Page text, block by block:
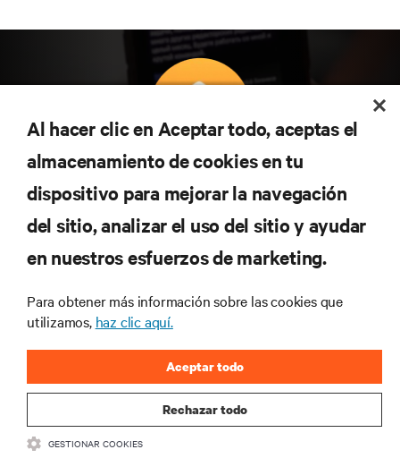
Suscríbete para conocer las últimas tendencias
tecnológicas
Recibe actualizaciones periódicas sobre los temas
más importantes del sector, con los últimos debates
y perspectivas de expertos sobre gestión de
centros de datos y gestión de infraestructuras.
REGÍSTRATE AHORA
Al hacer clic en Aceptar todo, aceptas el
almacenamiento de cookies en tu
dispositivo para mejorar la navegación
del sitio, analizar el uso del sitio y ayudar
en nuestros esfuerzos de marketing.
Para obtener más información sobre las cookies que
utilizamos, haz clic aquí.
Rechazar todo
Aceptar todo
GESTIONAR COOKIES